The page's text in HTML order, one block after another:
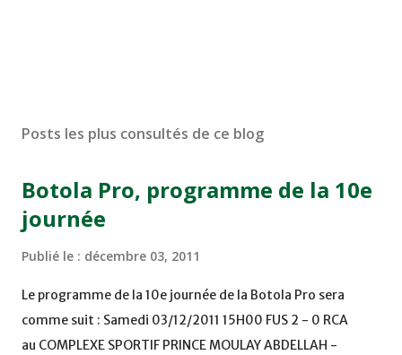
Posts les plus consultés de ce blog
Botola Pro, programme de la 10e
journée
Publié le : décembre 03, 2011
Le programme de la 10e journée de la Botola Pro sera
comme suit : Samedi 03/12/2011 15H00 FUS 2 - 0 RCA
au COMPLEXE SPORTIF PRINCE MOULAY ABDELLAH -